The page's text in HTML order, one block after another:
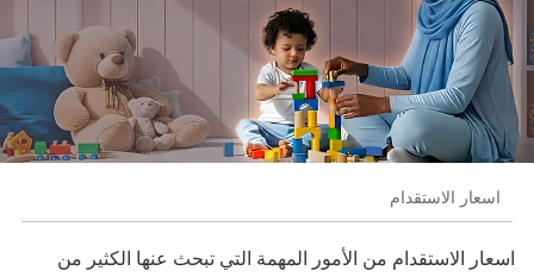
اسعار الاستقدام
اسعار الاستقدام من الأمور المهمة التي تبحث عنها الكثير من